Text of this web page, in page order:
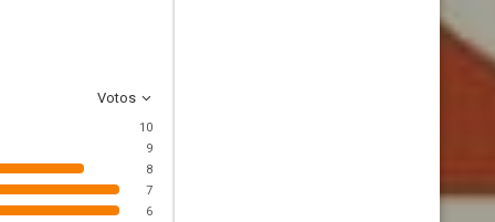
Votos
10
9
8
7
6